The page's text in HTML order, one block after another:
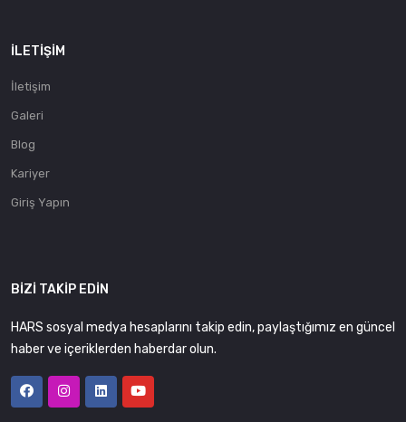
İLETIŞIM
İletişim
Galeri
Blog
Kariyer
Giriş Yapın
BIZI TAKIP EDIN
HARS sosyal medya hesaplarını takip edin, paylaştığımız en güncel
haber ve içeriklerden haberdar olun.